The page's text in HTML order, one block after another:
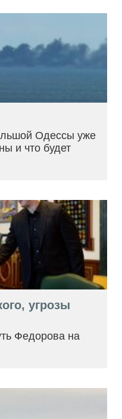
Одессы уже
и что будет
угрозы
Федорова на